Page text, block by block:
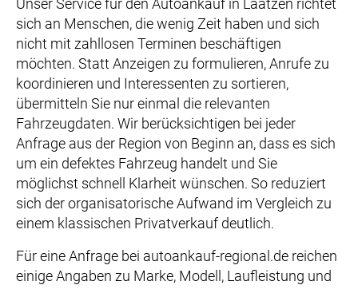
sich an Menschen, die wenig Zeit haben und sich
nicht mit zahllosen Terminen beschäftigen
möchten. Statt Anzeigen zu formulieren, Anrufe zu
koordinieren und Interessenten zu sortieren,
übermitteln Sie nur einmal die relevanten
Fahrzeugdaten. Wir berücksichtigen bei jeder
Anfrage aus der Region von Beginn an, dass es sich
um ein defektes Fahrzeug handelt und Sie
möglichst schnell Klarheit wünschen. So reduziert
sich der organisatorische Aufwand im Vergleich zu
einem klassischen Privatverkauf deutlich.
Für eine Anfrage bei autoankauf-regional.de reichen
einige Angaben zu Marke, Modell, Laufleistung und